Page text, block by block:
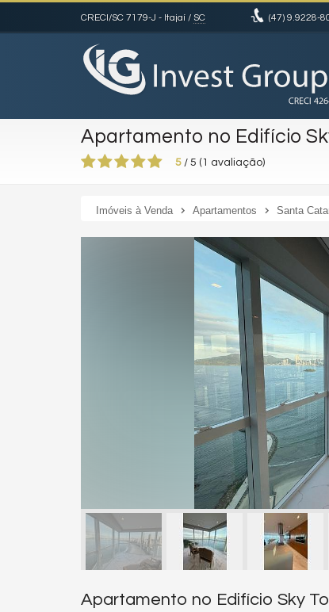
CRECI/SC 7179-J - Itajaí / SC (47) 9.9228-
Apartamento no Edifício
5 / 5 ( 1 avaliação)
Imóveis à Venda Apartamentos Santa
Apartamento no Edifício Sky